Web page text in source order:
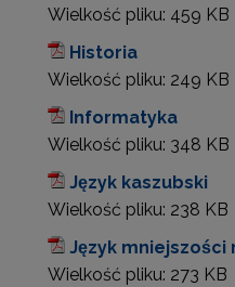
Wielkość pliku: 459 KB
Historia
Wielkość pliku: 249 KB
Informatyka
Wielkość pliku: 348 KB
Język kaszubski
Wielkość pliku: 238 KB
Język
Wielkość pliku: 273 KB